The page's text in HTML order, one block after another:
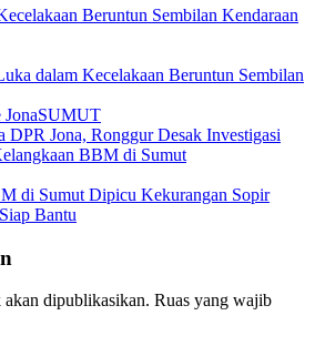
dalam Kecelakaan Beruntun Sembilan
SUMUT
Jona, Ronggur Desak Investigasi
BBM di Sumut
di Sumut Dipicu Kekurangan Sopir
Bantu
dipublikasikan. Ruas yang wajib